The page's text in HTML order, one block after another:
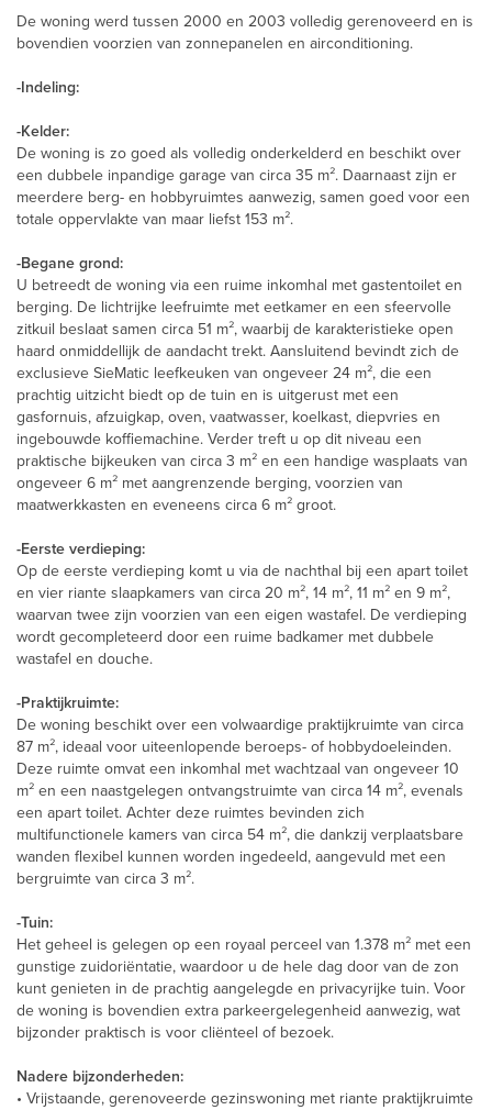
De woning werd tussen 2000 en 2003 volledig gerenoveerd en is
bovendien voorzien van zonnepanelen en airconditioning.
-Indeling:
-Kelder:
De woning is zo goed als volledig onderkelderd en beschikt over
een dubbele inpandige garage van circa 35 m². Daarnaast zijn er
meerdere berg- en hobbyruimtes aanwezig, samen goed voor een
totale oppervlakte van maar liefst 153 m².
-Begane grond:
U betreedt de woning via een ruime inkomhal met gastentoilet en
berging. De lichtrijke leefruimte met eetkamer en een sfeervolle
zitkuil beslaat samen circa 51 m², waarbij de karakteristieke open
haard onmiddellijk de aandacht trekt. Aansluitend bevindt zich de
exclusieve SieMatic leefkeuken van ongeveer 24 m², die een
prachtig uitzicht biedt op de tuin en is uitgerust met een
gasfornuis, afzuigkap, oven, vaatwasser, koelkast, diepvries en
ingebouwde koffiemachine. Verder treft u op dit niveau een
praktische bijkeuken van circa 3 m² en een handige wasplaats van
ongeveer 6 m² met aangrenzende berging, voorzien van
maatwerkkasten en eveneens circa 6 m² groot.
-Eerste verdieping:
Op de eerste verdieping komt u via de nachthal bij een apart toilet
en vier riante slaapkamers van circa 20 m², 14 m², 11 m² en 9 m²,
waarvan twee zijn voorzien van een eigen wastafel. De verdieping
wordt gecompleteerd door een ruime badkamer met dubbele
wastafel en douche.
-Praktijkruimte:
De woning beschikt over een volwaardige praktijkruimte van circa
87 m², ideaal voor uiteenlopende beroeps- of hobbydoeleinden.
Deze ruimte omvat een inkomhal met wachtzaal van ongeveer 10
m² en een naastgelegen ontvangstruimte van circa 14 m², evenals
een apart toilet. Achter deze ruimtes bevinden zich
multifunctionele kamers van circa 54 m², die dankzij verplaatsbare
wanden flexibel kunnen worden ingedeeld, aangevuld met een
bergruimte van circa 3 m².
-Tuin:
Het geheel is gelegen op een royaal perceel van 1.378 m² met een
gunstige zuidoriëntatie, waardoor u de hele dag door van de zon
kunt genieten in de prachtig aangelegde en privacyrijke tuin. Voor
de woning is bovendien extra parkeergelegenheid aanwezig, wat
bijzonder praktisch is voor cliënteel of bezoek.
Nadere bijzonderheden:
• Vrijstaande, gerenoveerde gezinswoning met riante praktijkruimte